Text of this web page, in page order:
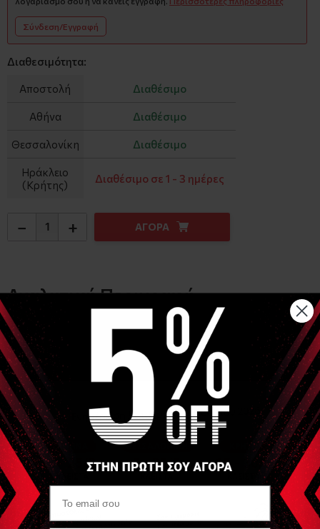
Σύνδεση/Εγγραφή
Διαθεσιμότητα:
Αποστολή Διαθέσιμο
Αθήνα Διαθέσιμο
Θεσσαλονίκη Διαθέσιμο
Ηράκλειο
(Κρήτης)
Διαθέσιμο σε 1 - 3 ημέρες
− + ΑΓΟΡΑ
Αναλυτική Περιγραφή
Ξύλινο εργαλείο πιέσεων σε σχήμα Y, διχάλας ή πιρούνας
11cm μήκος
Τα εργαλεία κατασκευάζονται στο χέρι οπότε μπορεί να
διαφέρουν κάποιους πόντους και χρωματικός.
Είδες Πρόσφατα
OEM
Διχάλα (Reflexology Y
shape)